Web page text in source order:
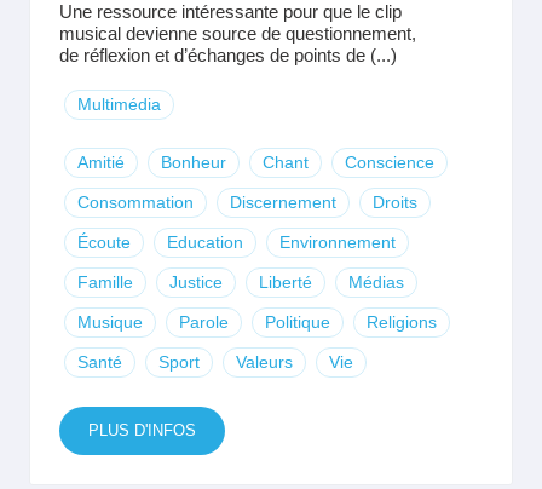
Une ressource intéressante pour que le clip
musical devienne source de questionnement,
de réflexion et d’échanges de points de (...)
Multimédia
Amitié Bonheur Chant Conscience
Consommation Discernement Droits
Écoute Education Environnement
Famille Justice Liberté Médias
Musique Parole Politique Religions
Santé Sport Valeurs Vie
PLUS D'INFOS